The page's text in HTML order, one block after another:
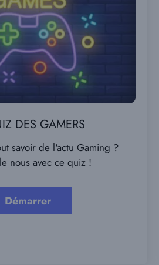
DES GAMERS
savoir de l'actu Gaming ?
nous avec ce quiz !